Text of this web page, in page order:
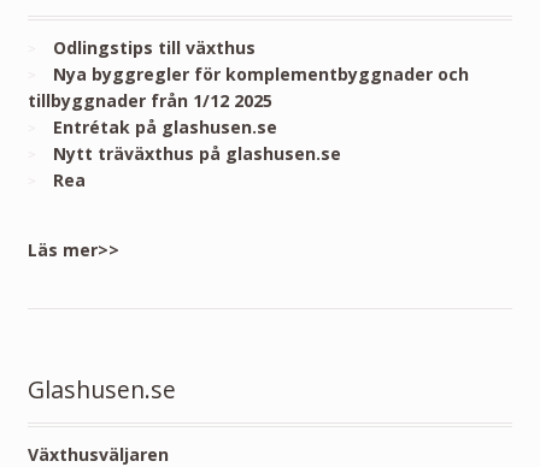
Odlingstips till växthus
Nya byggregler för komplementbyggnader och
tillbyggnader från 1/12 2025
Entrétak på glashusen.se
Nytt träväxthus på glashusen.se
Rea
Läs mer>>
Glashusen.se
Växthusväljaren